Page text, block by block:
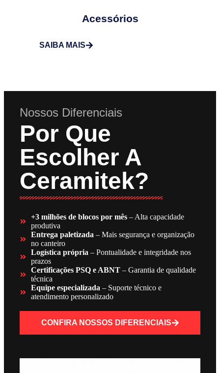
Acessórios
SAIBA MAIS
Nossos Diferenciais
Por Que
Escolher A
Ceramitek?
+3 milhões de blocos por mês– Alta capacidade
produtiva
Entrega paletizada – Mais segurança e organização
no canteiro
Logística própria – Pontualidade e integridade nos
prazos
Certificações PSQ e ABNT– Garantia de qualidade
técnica
Equipe especializada – Suporte técnico e
atendimento personalizado
CONFIRA NOSSOS DIFERENCIAIS